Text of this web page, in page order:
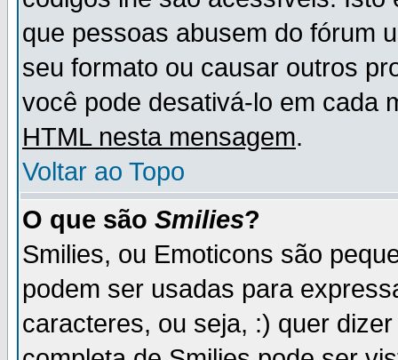
que pessoas abusem do fórum
seu formato ou causar outros
você pode desativá-lo em cada
HTML nesta mensagem.
Voltar ao Topo
O que são Smilies?
Smilies, ou Emoticons são
podem ser usadas para
caracteres, ou seja, :) quer